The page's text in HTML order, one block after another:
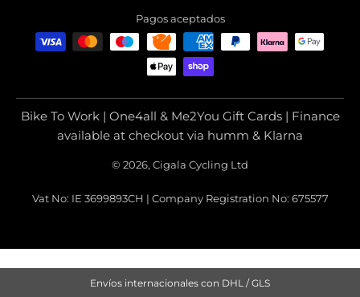
Envíos internacionales con DHL / GLS
n
a
t
n
i
s
a
n
s
a
t
i
n
i
s
Pagos aceptados
Bike To Work | One4all & Me2You Gift Cards | Finance
available at checkout via humm & Klarna
© 2026, Cigala Cycling Ltd
Vat No: IE 3699893CH | Company Registration No: 675577